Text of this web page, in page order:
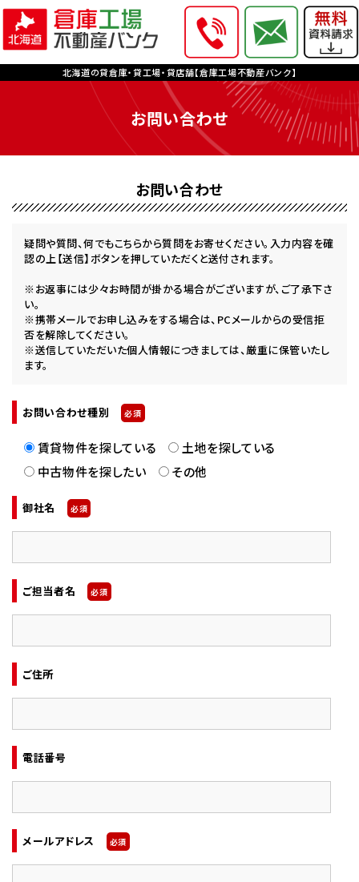
北海道の貸倉庫・貸工場・貸店舗【倉庫工場不動産バンク】
お問い合わせ
お問い合わせ
疑問や質問、何でもこちらから質問をお寄せください。入力内容を確
認の上【送信】ボタンを押していただくと送付されます。
※お返事には少々お時間が掛かる場合がございますが、ご了承下さ
い。
※携帯メールでお申し込みをする場合は、PCメールからの受信拒
否を解除してください。
※送信していただいた個人情報につきましては、厳重に保管いたし
ます。
お問い合わせ種別 必須
賃貸物件を探している
土地を探している
中古物件を探したい
その他
御社名 必須
ご担当者名 必須
ご住所
電話番号
メールアドレス 必須